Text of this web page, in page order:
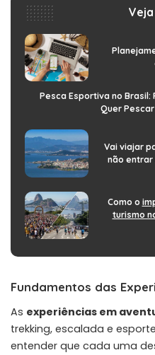
Pesca Esportiva no
Quer
Vai viajar
não
Como o
turismo
Fundamentos das
As experiências em
trekking, escalada e
entender que cada uma